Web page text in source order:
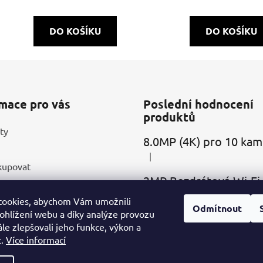
abychom Vám umožnili
webu a díky analýze provozu
zlepšovali jeho funkce, výkon a
Více informací
Odmítnout
DO KOŠÍKU DO KOŠÍKU
pro vás
podmínky
a Platba
ochrany osobních údajů
a Vracení zboží
Poslední hodnocení
produktů
Hodnocení produktu je 5 z 5
|
Hodnocení produktu je 2 z 5